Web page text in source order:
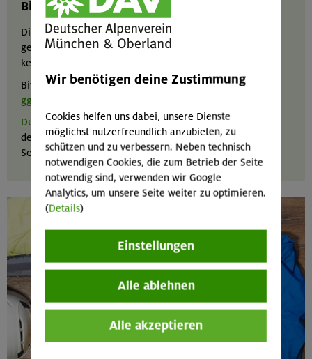
Bitte beachten:
Die Angaben bei der "Tour der Woche" sind redaktionell
geprüft, für ihre Richtigkeit und Aktualität kann jedoch
keine Gewähr übernommen werden.
Bitte informiere dich selbstständig über dasWetter und
ggf. die Schnee- und Lawinenlage
Du hast Fragen oder brauchst Hilfez. B. bei
der individuellen Tourenplanung? Wir bieten in unseren
Servicestellen alpine Beratung aus erster Hand.
Wir benötigen deine Zustimmung
Cookies helfen uns dabei, unsere Dienste
möglichst nutzerfreundlich anzubieten, zu
schützen und zu verbessern. Neben technisch
notwendigen Cookies, die zum Betrieb der Seite
notwendig sind, verwenden wir Google
Analytics, um unsere Seite weiter zu optimieren.
(Details)
Einstellungen
Alle ablehnen
Alle akzeptieren